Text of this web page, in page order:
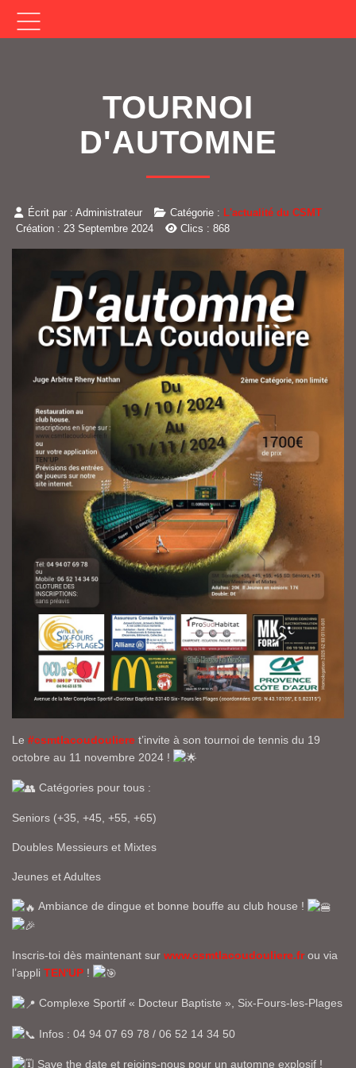
TOURNOI
D'AUTOMNE
Écrit par :Administrateur Catégorie : L'actualité du CSMT
Création : 23 Septembre 2024
Clics : 868
Le #csmtlacoudouliere t’invite à son tournoi de tennis du 19
octobre au 11 novembre 2024 !
Catégories pour tous :
Seniors (+35, +45, +55, +65)
Doubles Messieurs et Mixtes
Jeunes et Adultes
Ambiance de dingue et bonne bouffe au club house !
Inscris-toi dès maintenant sur www.csmtlacoudouliere.frou via
l’appli TEN'UP !
Complexe Sportif « Docteur Baptiste », Six-Fours-les-Plages
Infos : 04 94 07 69 78 / 06 52 14 34 50
Save the date et rejoins-nous pour un automne explosif !